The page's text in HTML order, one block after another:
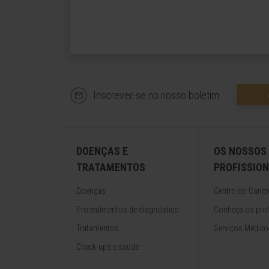
Inscrever-se no nosso boletim
DOENÇAS E
TRATAMENTOS
Doenças
Procedimentos de diagnóstico
Tratamentos
Check-ups e saúde
OS NOSSOS
Centro do
Conheça os
Serviços